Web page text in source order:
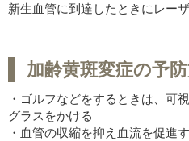
新生血管に到達したときにレー
加齢黄斑変症の予
・ゴルフなどをするときは、可
グラスをかける
・血管の収縮を抑え血流を促進